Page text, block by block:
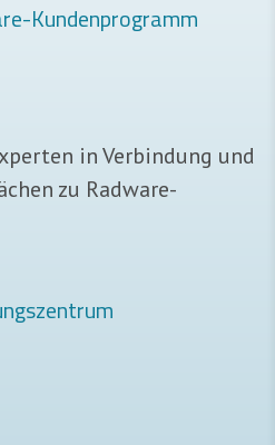
Kundenprogramm
in Verbindung und
zu Radware-